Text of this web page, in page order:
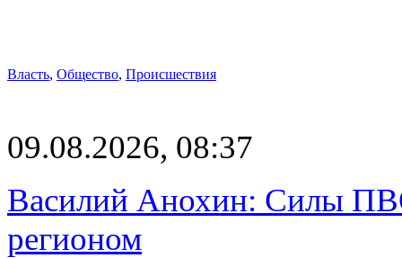
Власть, Общество, Происшествия
09.08.2026, 08:37
Василий Анохин: Силы
регионом